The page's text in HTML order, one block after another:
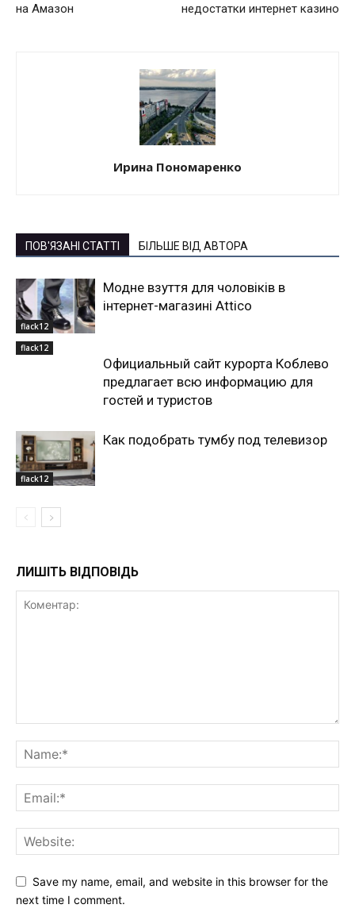
на Амазон недостатки интернет казино
Ирина Пономаренко
ПОВ'ЯЗАНІ СТАТТІ БІЛЬШЕ ВІД АВТОРА
flack12
Модне взуття для чоловіків в
інтернет-магазині Attico
flack12
Официальный сайт курорта Коблево
предлагает всю информацию для
гостей и туристов
flack12
Как подобрать тумбу под телевизор
ЛИШІТЬ ВІДПОВІДЬ
Save my name, email, and website in this browser for the
next time I comment.